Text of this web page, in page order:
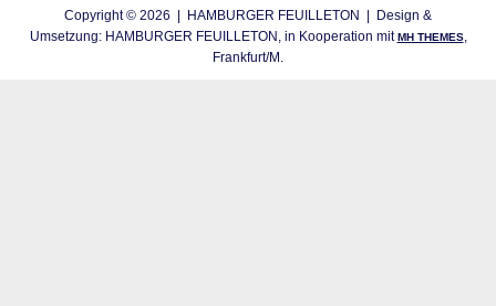
Copyright © 2026 | HAMBURGER FEUILLETON | Design &
Umsetzung: HAMBURGER FEUILLETON, in Kooperation mitMH THEMES,
Frankfurt/M.